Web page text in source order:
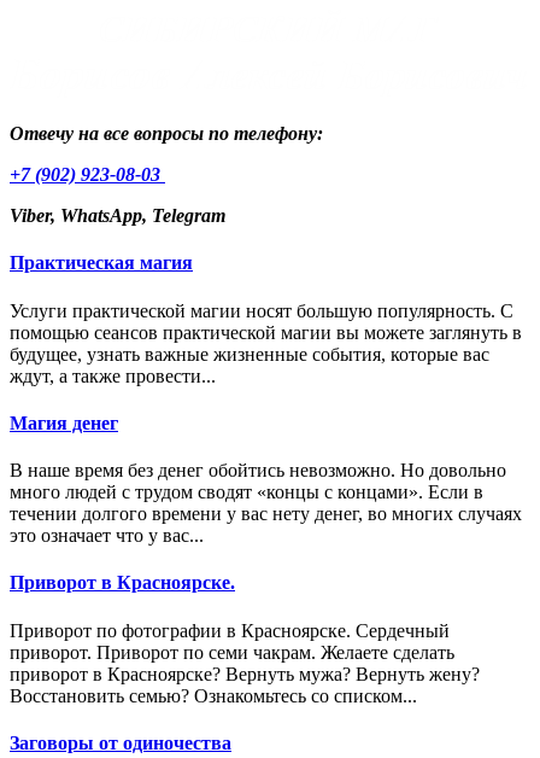
Отвечу на все вопросы по телефону:
+7 (902) 923-08-03
Viber, WhatsApp, Telegram
Практическая магия
Услуги практической магии носят большую популярность. С
помощью сеансов практической магии вы можете заглянуть в
будущее, узнать важные жизненные события, которые вас
ждут, а также провести...
Магия денег
В наше время без денег обойтись невозможно. Но довольно
много людей с трудом сводят «концы с концами». Если в
течении долгого времени у вас нету денег, во многих случаях
это означает что у вас...
Приворот в Красноярске.
Приворот по фотографии в Красноярске. Сердечный
приворот. Приворот по семи чакрам. Желаете сделать
приворот в Красноярске? Вернуть мужа? Вернуть жену?
Восстановить семью? Ознакомьтесь со списком...
Заговоры от одиночества